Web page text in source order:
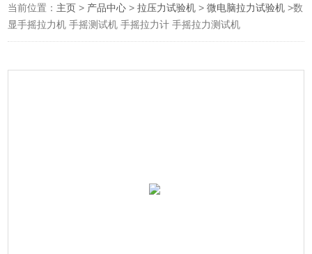
当前位置： 主页 > 产品中心 >拉压力试验机 >微电脑拉力试验机 >数
显手摇拉力机 手摇测试机 手摇拉力计 手摇拉力测试机